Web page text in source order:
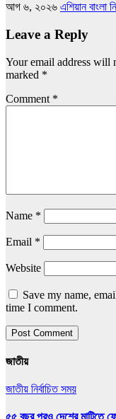
আগ ৬, ২০২৬ এশিয়ান বাংলা
Leave a Reply
Your email address will
marked *
Comment *
Name *
Email *
Website
Save my name,
time I comment.
জাতীয়
জাতীয় নির্বাচিত সময়